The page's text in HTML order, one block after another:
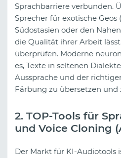
Sprachbarriere verbunden.
Sprecher für exotische Geos
Südostasien oder den
die Qualität ihrer Arbeit
überprüfen. Moderne
es, Texte in seltenen
Aussprache und der
Färbung zu übersetzen und
2. TOP-Tools für
und Voice Cloning
Der Markt für KI-Audiotools